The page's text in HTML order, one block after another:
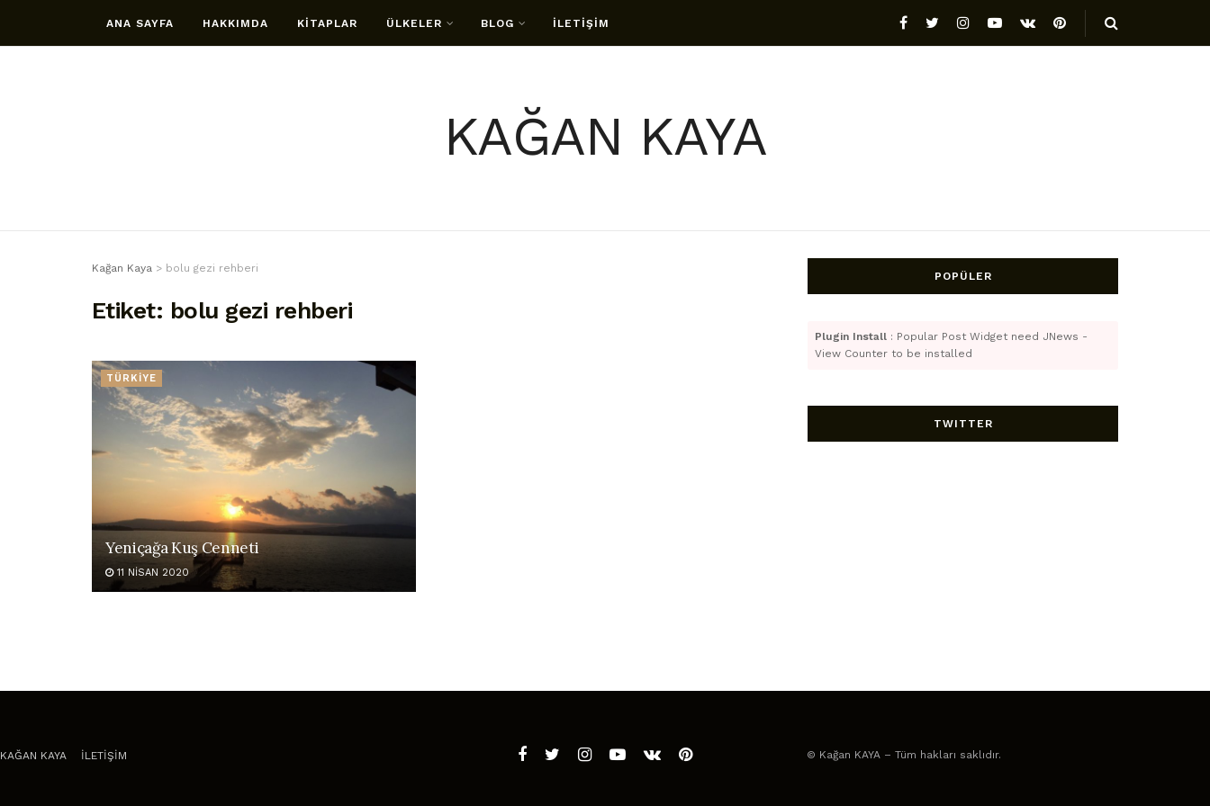
ANA SAYFA HAKKIMDA KİTAPLAR ÜLKELER BLOG İLETİŞİM
KAĞAN KAYA
Kağan Kaya > bolu gezi rehberi
Etiket: bolu gezi rehberi
TÜRKİYE
Yeniçağa Kuş Cenneti
11 NISAN 2020
POPÜLER
Plugin Install : Popular Post Widget need JNews -
View Counter to be installed
TWITTER
KAĞAN KAYA İLETİŞİM © Kağan KAYA – Tüm hakları saklıdır.